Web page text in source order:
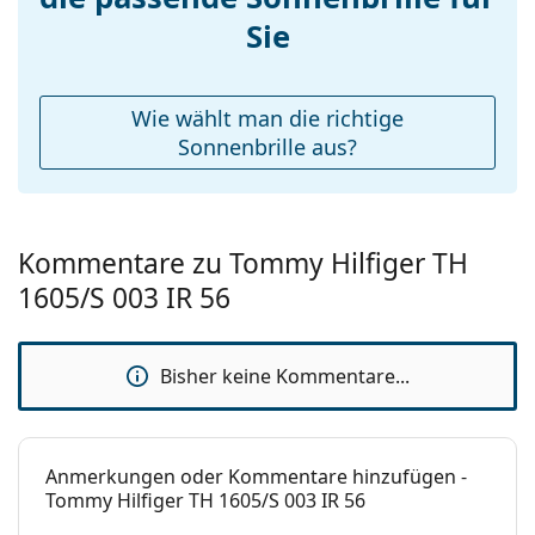
Reinigungstuch:
Ja
Marke:
Tommy Hilfiger
Verwendung:
Mode
Code:
TH1605/S 003 IR 56
verfügbar :
Nein
Sie
Wie wählt man die richtige
Sonnenbrille aus?
Kommentare zu Tommy Hilfiger TH
1605/S 003 IR 56
Bisher keine Kommentare...
Anmerkungen oder Kommentare hinzufügen -
Tommy Hilfiger TH 1605/S 003 IR 56